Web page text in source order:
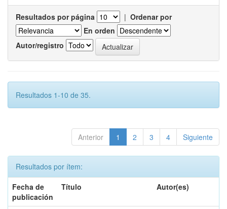
Resultados por página | Ordenar por
En orden
Autor/registro
Resultados 1-10 de 35.
Anterior 1 2 3 4 Siguiente
Resultados por ítem:
Fecha de
publicación
Título Autor(es)